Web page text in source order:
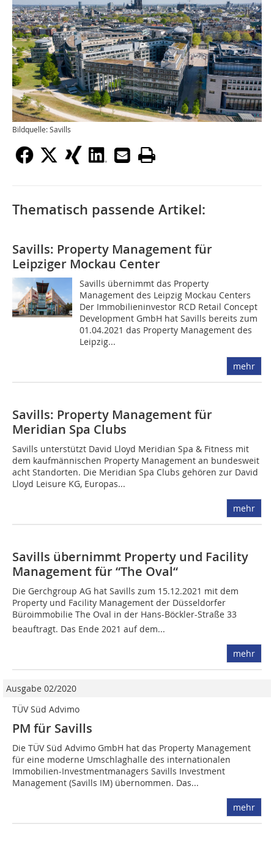
Bildquelle: Savills
Thematisch passende Artikel:
Savills: Property Management für
Leipziger Mockau Center
Savills übernimmt das Property
Management des Leipzig Mockau Centers
Der Immobilieninvestor RCD Retail Concept
Development GmbH hat Savills bereits zum
01.04.2021 das Property Management des
Leipzig...
mehr
Savills: Property Management für
Meridian Spa Clubs
Savills unterstützt David Lloyd Meridian Spa & Fitness mit
dem kaufmännischen Property Management an bundesweit
acht Standorten. Die Meridian Spa Clubs gehören zur David
Lloyd Leisure KG, Europas...
mehr
Savills übernimmt Property und Facility
Management für “The Oval“
Die Gerchgroup AG hat Savills zum 15.12.2021 mit dem
Property und Facility Management der Düsseldorfer
Büroimmobilie The Oval in der Hans-Böckler-Straße 33
beauftragt. Das Ende 2021 auf dem...
mehr
Ausgabe 02/2020
TÜV Süd Advimo
PM für Savills
Die TÜV Süd Advimo GmbH hat das Property Management
für eine moderne Umschlaghalle des internationalen
Immobilien-Investmentmanagers Savills Investment
Management (Savills IM) übernommen. Das...
mehr